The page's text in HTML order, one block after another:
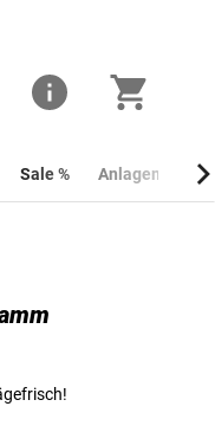
Sale % Anlagemünzen
Gramm Feingoldbarren